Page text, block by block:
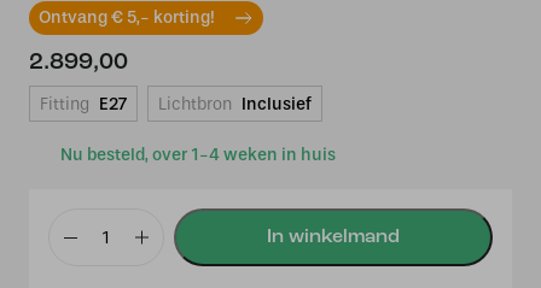
Ontvang € 5,- korting!
Nu besteld, over 1-4 weken in huis
2.899,00
Fitting E27 Lichtbron Inclusief